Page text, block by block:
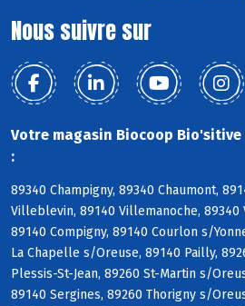
Nous suivre sur
Votre magasin Biocoop Bio'sitive
:
89340 Champigny, 89340 Chaumont,
Villeblevin, 89140 Villemanoche,
89140 Compigny, 89140 Courlon s/
La Chapelle s/Oreuse, 89140 Pailly,
Plessis-St-Jean, 89260 St-Martin s/
89140 Sergines, 89260 Thorigny s/